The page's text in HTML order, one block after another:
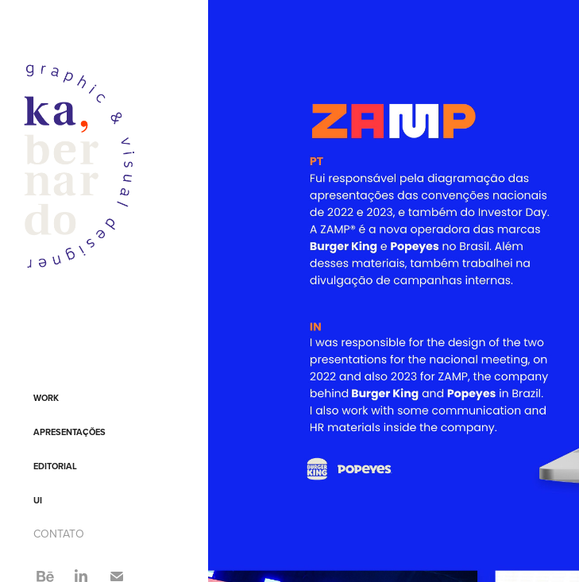
WORK
APRESENTAÇÕES
EDITORIAL
UI
CONTATO